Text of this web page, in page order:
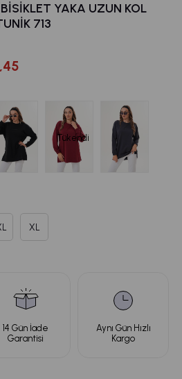
YAKA UZUN KOL
713
Tükendi
XL
14 Gün İade
Garantisi
Aynı Gün Hızlı
Kargo